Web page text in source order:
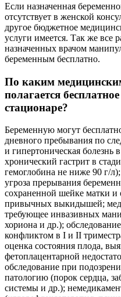
Если назначенная
отсутствует в женской
другое бюджетное
услуги имеется. Так же все
назначенных врачом
беременным бесплатно.
По каким
полагается
стационаре?
Беременную могут
дневного пребывания по
и гипертоническая болезнь
хронический гастрит в
гемоглобина не ниже 90 г/
угроза прерывания
сохраненной шейке матки и
привычных выкидышей;
требующее инвазивных
хориона и др.);
конфликтом в I и II
оценка состояния плода,
фетоплацентарной
обследование при
патологию (порок сердца,
системы и др.);